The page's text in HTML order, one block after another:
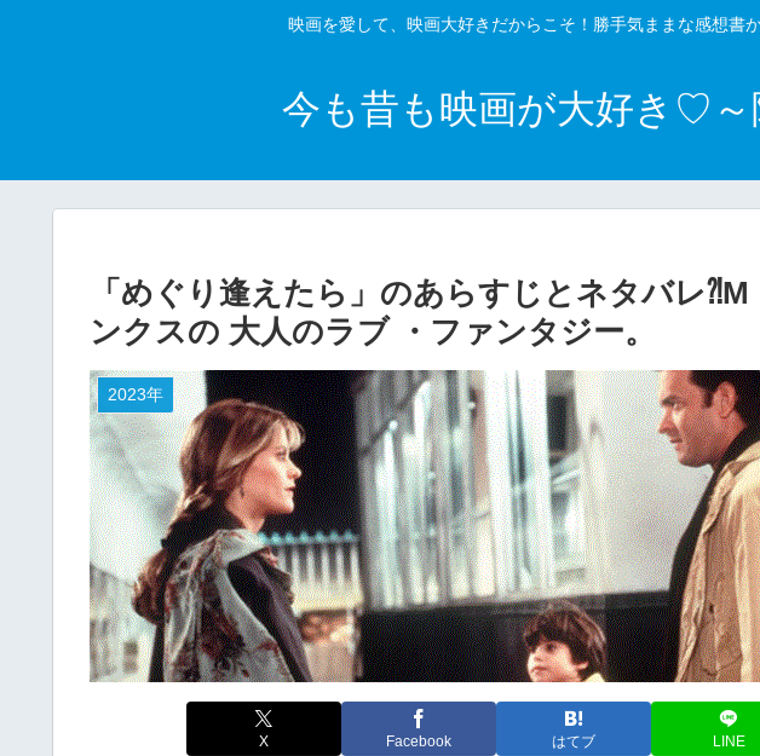
映画を愛して、映画大好きだからこそ！勝手気ままな感想
今も昔も映画が大好き♡
「めぐり逢えたら」のあらすじとネタバレ
ンクスの 大人のラブ ・ファンタジー。
2023年
X Facebook はてブ LINE